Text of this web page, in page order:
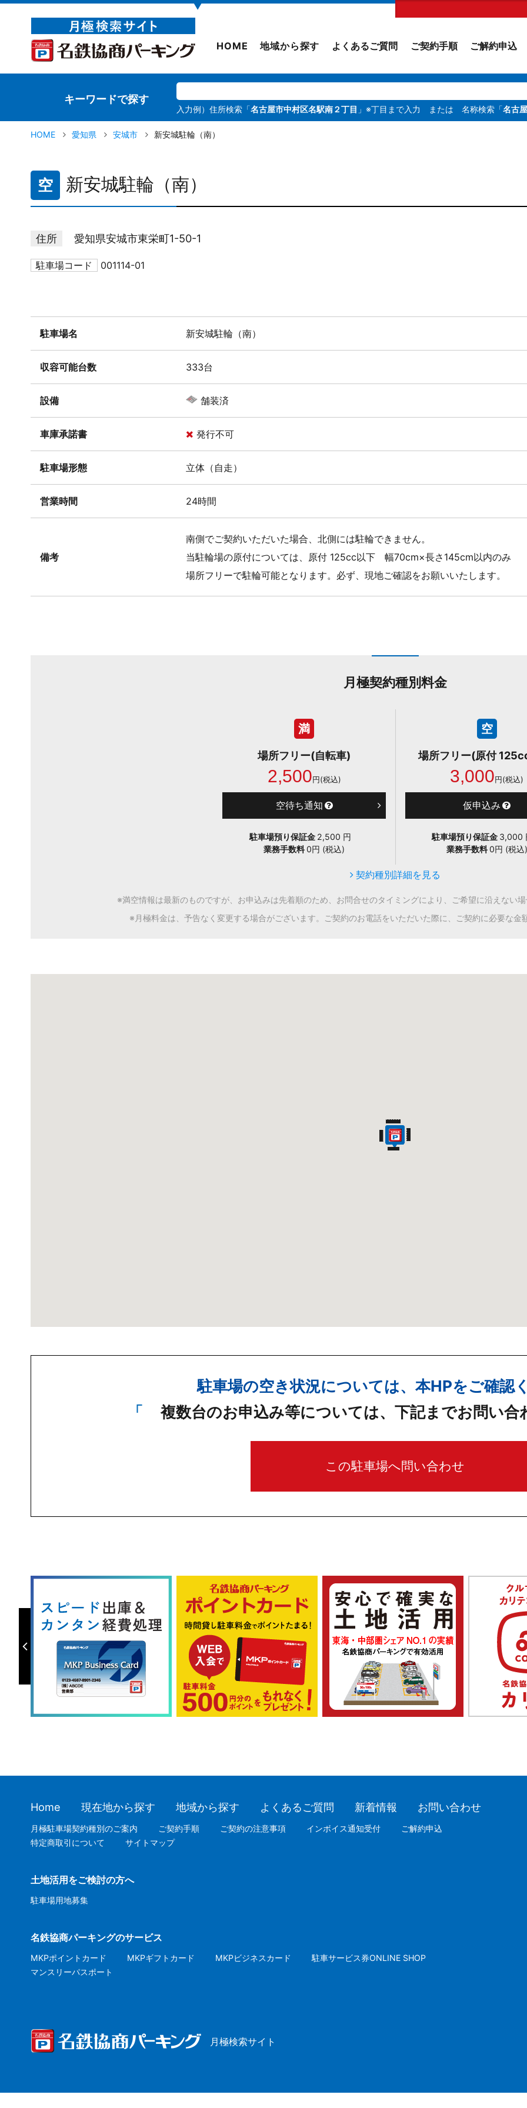
▼
HOME 地域から探す よくあるご質問 ご契約手順 ご解約申込
キーワードで探す
入力例）住所検索「名古屋市中村区名駅南２丁目 」※丁目まで入力 または 名称検索「名古
HOME 愛知県 安城市 新安城駐輪（南）
空 新安城駐輪（南）
住所 愛知県安城市東栄町1-50-1
駐車場コード 001114-01
駐車場名 新安城駐輪（南）
収容可能台数 333台
設備 舗装済
車庫承諾書 発行不可
駐車場形態 立体（自走）
営業時間 24時間
備考
南側でご契約いただいた場合、北側には駐輪できません。
当駐輪場の原付については、原付 125cc以下 幅70cm×長さ145cm以内のみ
場所フリーで駐輪可能となります。必ず、現地ご確認をお願いいたします。
月極契約種別料金
満
場所フリー(自転車)
2,500円(税込)
空待ち通知
駐車場預り保証金 2,500 円
業務手数料0円 (税込)
空
場所フリー(原付
3,000円(税込)
仮申込み
駐車場預り保証金
業務手数料0円 (税込)
契約種別詳細を見る
※満空情報は最新のものですが、お申込みは先着順のため、お問合せのタイミングにより、ご希望に沿えない
※月極料金は、予告なく変更する場合がございます。ご契約のお電話をいただいた際に、ご契約に必要な金
駐車場の空き状況については、本HPをご確認
複数台のお申込み等については、下記までお問い合
この駐車場へ問い合わせ
Home 現在地から探す 地域から探す よくあるご質問 新着情報 お問い合わせ
月極駐車場契約種別のご案内 ご契約手順 ご契約の注意事項 インボイス通知受付
ご解約申込
特定商取引について
サイトマップ
土地活用をご検討の方へ
駐車場用地募集
名鉄協商パーキングのサービス
MKPポイントカード MKPギフトカード MKPビジネスカード
駐車サービス券ONLINE SHOP
マンスリーパスポート
月極検索サイト